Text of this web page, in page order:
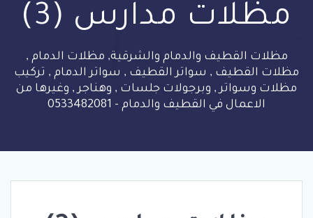
مظلات مدارس (3)
مظلات القطيف والدمام والشرقية, مظلات الدمام ,
مظلات القطيف , سواتر القطيف , سواتر الدمام , تركيب
مظلات وسواتر , وبرجولات جلسات , وهناجر , وغيرها من
الاعمال في القطيف والدمام - 0533482081